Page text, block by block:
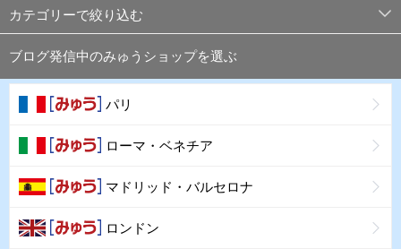
カテゴリーで絞り込む
ブログ発信中のみゅうショップを選ぶ
パリ
ローマ・ベネチア
マドリッド・バルセロナ
ロンドン